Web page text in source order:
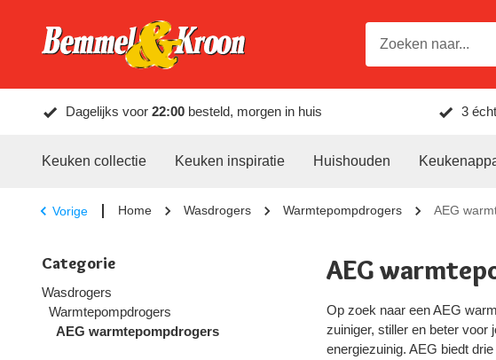
Dagelijks voor 22:00 besteld, morgen in huis 3
Keuken collectie Keuken inspiratie Huishouden
Vorige Home Wasdrogers Warmtepompdrogers AEG
AEG
Op zoek naar een AEG
zuiniger, stiller en beter voor
energiezuinig. AEG biedt
Categorie
Wasdrogers
Warmtepompdrogers
AEG warmtepompdrogers